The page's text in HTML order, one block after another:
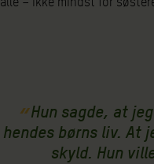
Hun sagde, at
hendes børns liv. At
skyld. Hun